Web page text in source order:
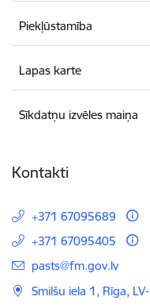
Piekļūstamība
Lapas karte
Sīkdatņu izvēles maiņa
Kontakti
+371 67095689
+371 67095405
E-pasts:
pasts@fm.gov.lv
Smilšu iela 1, Rīga,